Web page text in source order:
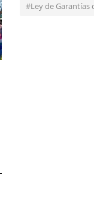
#Ley de Garantías